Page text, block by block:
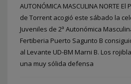
AUTONÓMICA MASCULINA NORTE
de Torrent acogió este sábado la
Juveniles de 2ª Autonómica
Fertiberia Puerto Sagunto B
al Levante UD-BM Marni B. Los
una muy sólida defensa